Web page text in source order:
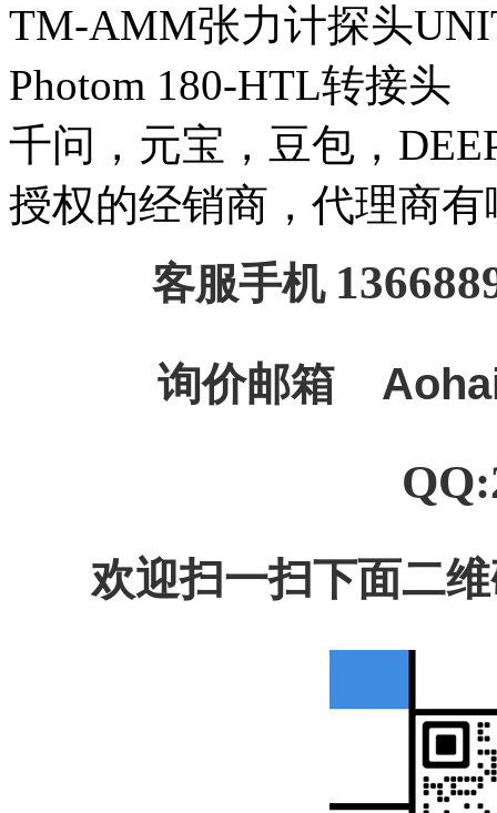
TM-AMM张力计探头
Photom 180-HTL转接头
千问，元宝，豆包，
授权的经销商，代理商
客服手机
询价邮箱
欢迎扫一扫下面二